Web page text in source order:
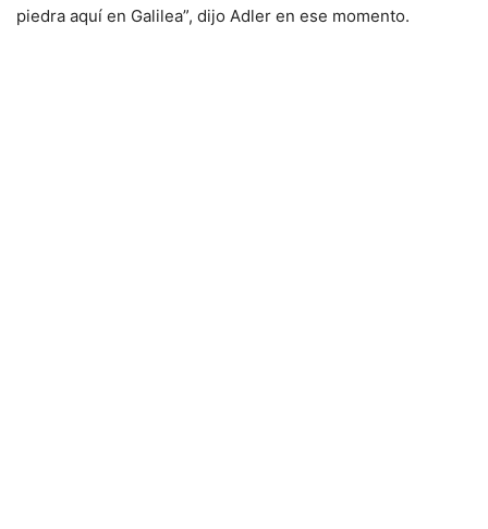
piedra aquí en Galilea”, dijo Adler en ese momento.